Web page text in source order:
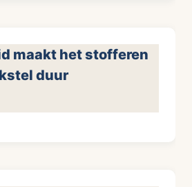
maakt het stofferen
duur